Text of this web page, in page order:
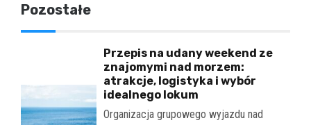
Pozostałe
Przepis na udany weekend ze
znajomymi nad morzem:
atrakcje, logistyka i wybór
idealnego lokum
Organizacja grupowego wyjazdu nad